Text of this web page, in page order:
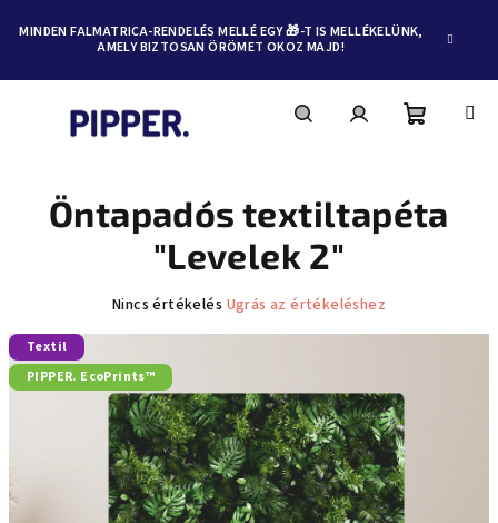
tartalomhoz
MINDEN FALMATRICA-RENDELÉS MELLÉ EGY 🎁-T IS MELLÉKELÜNK,
AMELY BIZTOSAN ÖRÖMET OKOZ MAJD!
Öntapadós textiltapéta
"Levelek 2"
A
értékelése
5-
ből
0,0
csillag.
Nincs értékelés Ugrás az értékeléshez
Textil
PIPPER. EcoPrints™